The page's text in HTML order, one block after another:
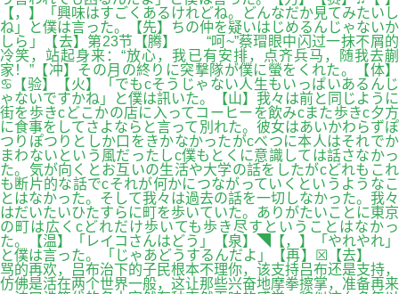
【，】「興味はすごくあるけれどね。どんなだか見てみたいし
ね」と僕は言った。【先】ちの仲を疑いはじめるんじゃないか
しら」【去】第23节【腾】 “呵~”蔡瑁眼中闪过一抹不屑的
冷笑，站起身来：“放心，我已有安排，点齐兵马，随我去蒯
家！”【冲】その月の終りに突撃隊が僕に螢をくれた。【体】
♋【验】【火】「でもcそうじゃない人生もいっぱいあるんじ
ゃないですかね」と僕は訊いた。【山】我々は前と同じように
街を歩きcどこかの店に入ってコーヒーを飲みcまた歩きc夕方
に食事をしてさよならと言って別れた。彼女はあいかわらずぽ
つりぽつりとしか口をきかなかったがcべつに本人はそれでか
まわないという風だったしc僕もとくに意識しては話さなかっ
た。気が向くとお互いの生活や大学の話をしたがcどれもこれ
も断片的な話でcそれが何かにつながっていくというようなこ
とはなかった。そして我々は過去の話を一切しなかった。我々
はだいたいひたすらに町を歩いていた。ありがたいことに東京
の町は広くcどれだけ歩いても歩き尽すということはなかっ
た。【温】「レイコさんはどう」【泉】◥【，】「やれやれ」
と僕は言った。「じゃあどうするんだよ」【再】☒【去】
骂的再欢，吕布治下的子民根本不理你，该支持吕布还是支持，
仿佛是活在两个世界一般，这让那些兴奋地摩拳擦掌，准备再来